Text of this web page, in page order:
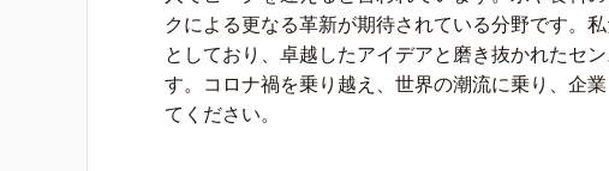
クによる更なる革新が期待されている分野です。
としており、卓越したアイデアと磨き抜かれたセ
す。コロナ禍を乗り越え、世界の潮流に乗り、企
てください。